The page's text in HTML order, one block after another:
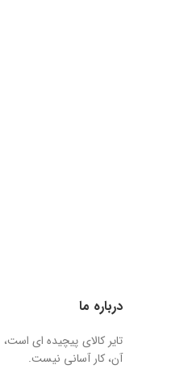
درباره ما
تایر کالای پیچیده ای
آن، کار آسانی نیست.